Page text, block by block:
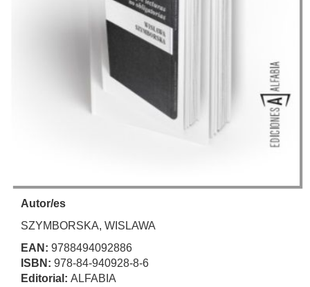
Autor/es
SZYMBORSKA, WISLAWA
EAN: 9788494092886
ISBN: 978-84-940928-8-6
Editorial: ALFABIA